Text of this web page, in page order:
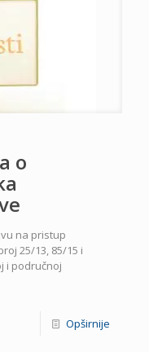
o
na pristup
25/13, 85/15 i
i područnoj
Opširnije